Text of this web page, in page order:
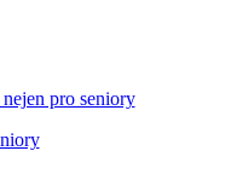
pro seniory